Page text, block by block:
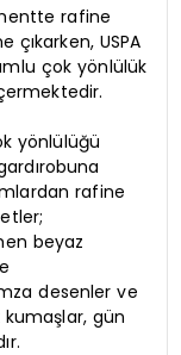
rafine
USPA
çok yönlülük
yönlülüğü
rafine
beyaz
desenler ve
gün